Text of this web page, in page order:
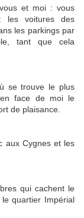
et moi : vous
les voitures des
les parkings par
tant que cela
se trouve le plus
face de moi le
de plaisance.
aux Cygnes et les
qui cachent le
quartier Impérial